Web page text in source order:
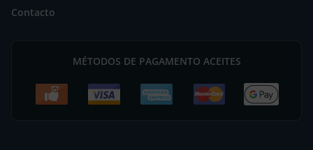
Contacto
MÉTODOS DE PAGAMENTO ACEITES